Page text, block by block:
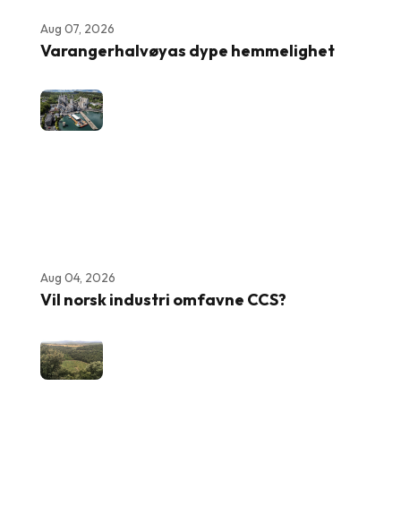
Aug 07, 2026
Varangerhalvøyas dype hemmelighet
Aug 04, 2026
Vil norsk industri omfavne CCS?